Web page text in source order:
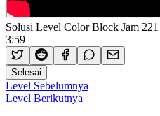
Solusi Level Color Block Jam 221
3:59
Selesai
Level Sebelumnya
Level Berikutnya